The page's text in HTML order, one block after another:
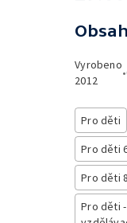
Vyrobeno
2012
•
Pro děti
Pro děti
Pro děti
Pro děti -